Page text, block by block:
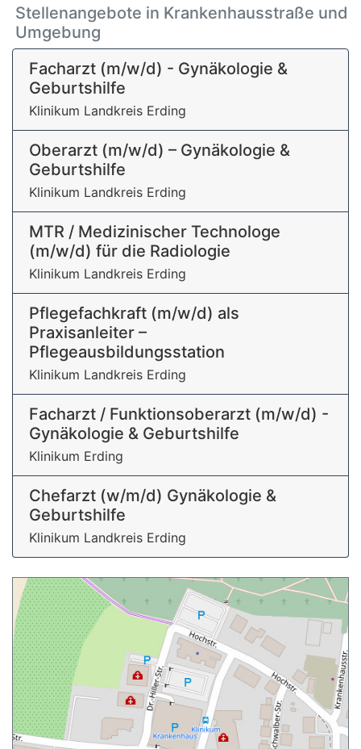
Stellenangebote in Krankenhausstraße und
Umgebung
Facharzt (m/w/d) - Gynäkologie &
Geburtshilfe
Klinikum Landkreis Erding
Oberarzt (m/w/d) – Gynäkologie &
Geburtshilfe
Klinikum Landkreis Erding
MTR / Medizinischer Technologe
(m/w/d) für die Radiologie
Klinikum Landkreis Erding
Pflegefachkraft (m/w/d) als
Praxisanleiter –
Pflegeausbildungsstation
Klinikum Landkreis Erding
Facharzt / Funktionsoberarzt (m/w/d) -
Gynäkologie & Geburtshilfe
Klinikum Erding
Chefarzt (w/m/d) Gynäkologie &
Geburtshilfe
Klinikum Landkreis Erding